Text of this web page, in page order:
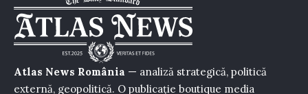
Atlas News România — analiză strategică, politică
externă, geopolitică. O publicație boutique media